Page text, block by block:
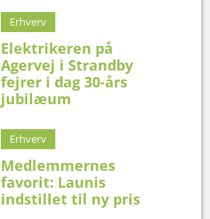
Erhverv
Elektrikeren på
Agervej i Strandby
fejrer i dag 30-års
jubilæum
Erhverv
Medlemmernes
favorit: Launis
indstillet til ny pris